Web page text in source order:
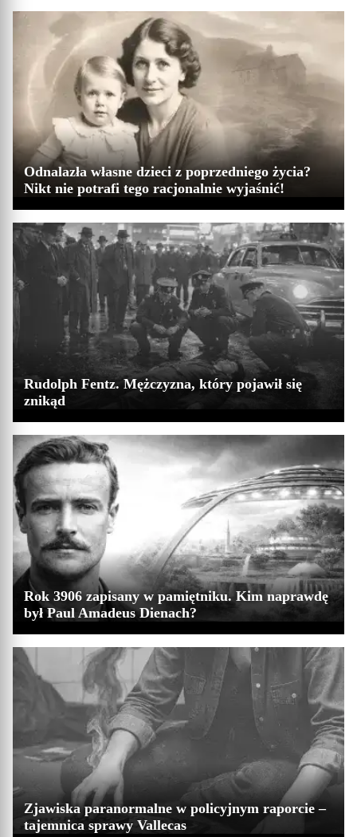
Odnalazła własne dzieci z poprzedniego życia?
Nikt nie potrafi tego racjonalnie wyjaśnić!
Rudolph Fentz. Mężczyzna, który pojawił się
znikąd
Rok 3906 zapisany w pamiętniku. Kim naprawdę
był Paul Amadeus Dienach?
Zjawiska paranormalne w policyjnym raporcie –
tajemnica sprawy Vallecas